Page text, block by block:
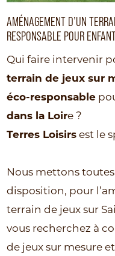
AMÉNAGEMENT D’UN
RESPONSABLE POUR
Qui faire intervenir
terrain de jeux sur
éco-responsable
dans la Loire ?
Terres Loisirsest le
Nous mettons
disposition, pour
terrain de jeux sur
vous recherchez à
de jeux sur mesure